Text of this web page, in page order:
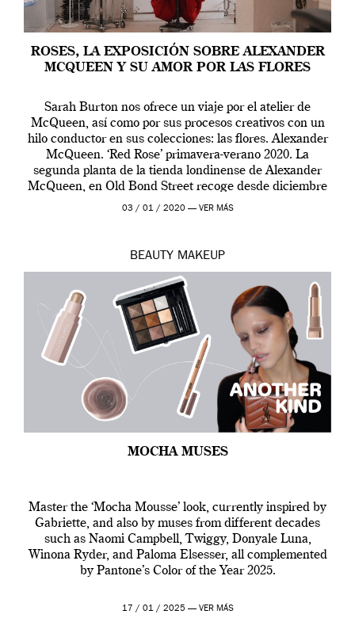
ROSES, LA EXPOSICIÓN SOBRE ALEXANDER
MCQUEEN Y SU AMOR POR LAS FLORES
Sarah Burton nos ofrece un viaje por el atelier de
McQueen, así como por sus procesos creativos con un
hilo conductor en sus colecciones: las flores. Alexander
McQueen. ‘Red Rose’ primavera-verano 2020. La
segunda planta de la tienda londinense de Alexander
McQueen, en Old Bond Street recoge desde diciembre
de 2019 hasta final de abril […]
03 / 01 / 2020 — VER MÁS
BEAUTY MAKEUP
MOCHA MUSES
Master the ‘Mocha Mousse’ look, currently inspired by
Gabriette, and also by muses from different decades
such as Naomi Campbell, Twiggy, Donyale Luna,
Winona Ryder, and Paloma Elsesser, all complemented
by Pantone’s Color of the Year 2025.
17 / 01 / 2025 — VER MÁS